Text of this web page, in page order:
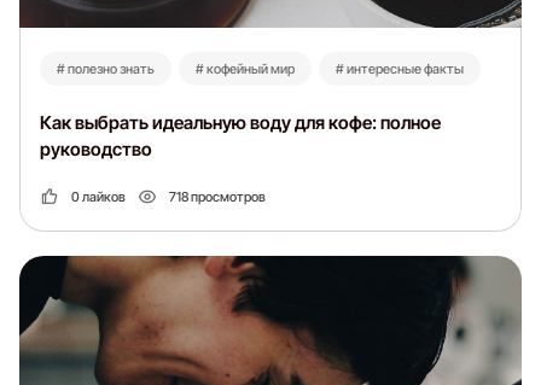
# полезно знать # кофейный мир # интересные факты
Как выбрать идеальную воду для кофе: полное
руководство
0 лайков 718 просмотров